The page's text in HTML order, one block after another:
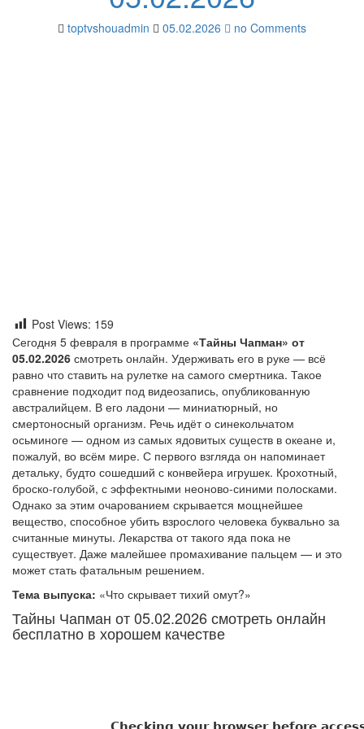
toptvshouadmin 05.02.2026 no Comments
Post Views: 159
Сегодня 5 февраля в программе «Тайны Чапман» от
05.02.2026 смотреть онлайн. Удерживать его в руке — всё
равно что ставить на рулетке на самого смертника. Такое
сравнение подходит под видеозапись, опубликованную
австралийцем. В его ладони — миниатюрный, но
смертоносный организм. Речь идёт о синекольчатом
осьминоге — одном из самых ядовитых существ в океане и,
пожалуй, во всём мире. С первого взгляда он напоминает
детальку, будто сошедший с конвейера игрушек. Крохотный,
броско-голубой, с эффектными неоново-синими полосками.
Однако за этим очарованием скрывается мощнейшее
вещество, способное убить взрослого человека буквально за
считанные минуты. Лекарства от такого яда пока не
существует. Даже малейшее промахивание пальцем — и это
может стать фатальным решением.
Тема выпуска: «Что скрывает тихий омут?»
Тайны Чапман от 05.02.2026 смотреть онлайн
бесплатно в хорошем качестве